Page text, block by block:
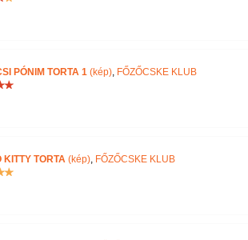
PÓNIM TORTA 1 (kép), FŐZŐCSKE KLUB
KITTY TORTA (kép), FŐZŐCSKE KLUB